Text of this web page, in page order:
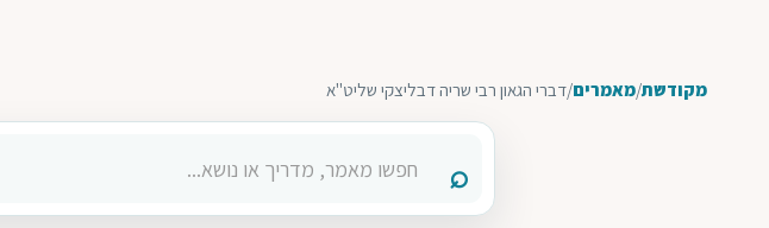
מקודשת/מאמרים/דברי הגאון רבי שריה דבליצקי שליט''א